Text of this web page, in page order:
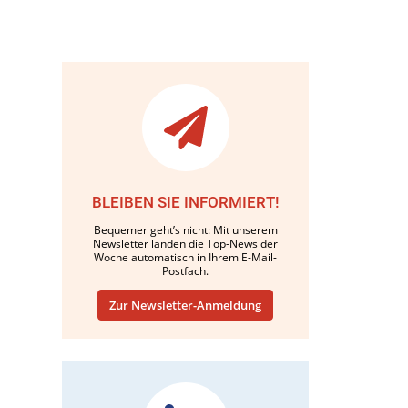
BLEIBEN SIE INFORMIERT!
Bequemer geht’s nicht: Mit unserem
Newsletter landen die Top-News der
Woche automatisch in Ihrem E-Mail-
Postfach.
Zur Newsletter-Anmeldung